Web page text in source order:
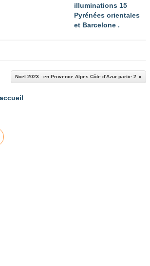
illuminations 15
Pyrénées orientales
et Barcelone .
Noël 2023 : en Provence Alpes Côte d'Azur partie 2